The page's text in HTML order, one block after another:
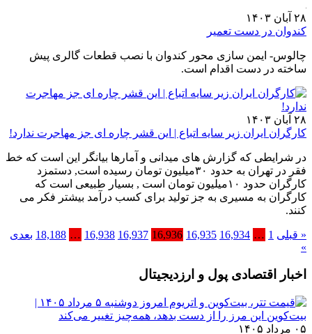
۲۸ آبان ۱۴۰۳
کندوان در دست تعمیر
چالوس- ایمن سازی محور کندوان با نصب قطعات گالری پیش
ساخته در دست اقدام است.
۲۸ آبان ۱۴۰۳
کارگران ایران زیر سایه اتباع | این قشر چاره ای جز مهاجرت ندارد!
در شرایطی که گزارش های میدانی و آمارها بیانگر این است که خط
فقر در تهران به حدود ۳۰میلیون تومان رسیده است, دستمزد
کارگران حدود ۱۰میلیون تومان است , بسیار طبیعی است که
کارگران به مسیری به جز تولید برای کسب درآمد بیشتر فکر می
کنند.
« قبلی 1
…
16,934
16,935
16,936
16,937
16,938
…
18,188 بعدی
»
اخبار اقتصادی پول و ارزدیجیتال
۰۵ مرداد ۱۴۰۵